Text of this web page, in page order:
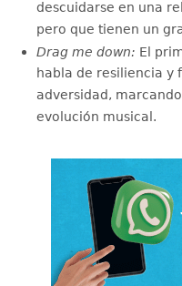
descuidarse en una
pero que tienen un
Drag me down: El
habla de resiliencia y
adversidad,
evolución musical.